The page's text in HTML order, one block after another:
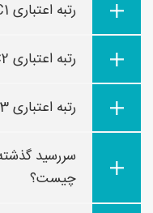
رتبه اعتباری C1 چیست ؟
رتبه اعتباری C2 به چه معناست؟
رتبه اعتباری E3 به چه معناست؟
سررسید
چیست؟